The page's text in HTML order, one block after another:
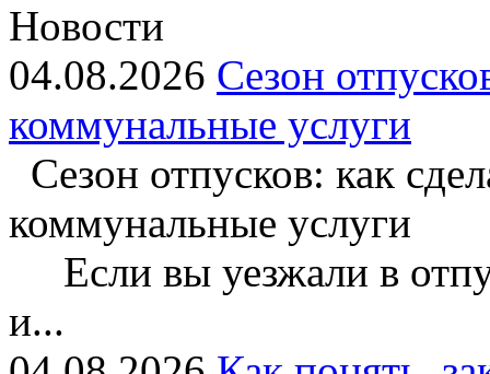
Новости
04.08.2026 Сезон
коммунальные услуги
Сезон отпусков: как
коммунальные услуги
Если вы уезжали в
и...